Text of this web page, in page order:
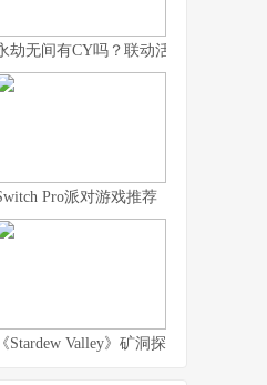
技巧
劫无间有CY吗？联动活动最新消息曝
角网络火速回应
Pro派对游戏推荐
安装到配置
《Stardew Valley》矿洞探索技巧：前